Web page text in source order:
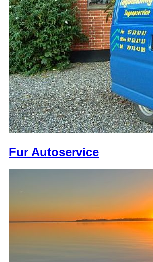
Fur Autoservice